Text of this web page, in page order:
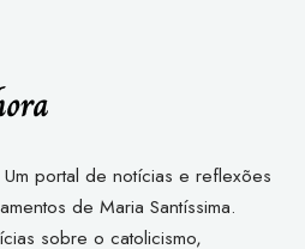
portal de notícias e reflexões
de Maria Santíssima.
sobre o catolicismo,